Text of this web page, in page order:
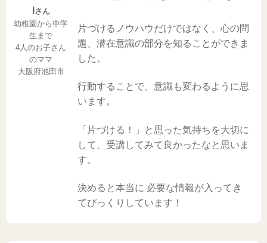
さん
幼稚園から中学
生まで
4人のお子さん
のママ
大阪府池田市
片づけるノウハウだけではなく、心の問
題、潜在意識の部分を知ることができま
した。
行動することで、意識も変わるように思
います。
「片づける！」と思った気持ちを大切に
して、受講してみて良かったなと思いま
す。
決めると本当に 必要な情報が入ってき
てびっくりしています！